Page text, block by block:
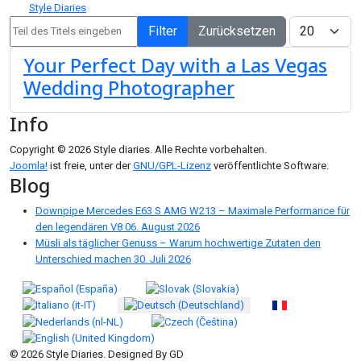
Style Diaries
Filter Zurücksetzen
Anzeige #
Your Perfect Day with a Las Vegas
Wedding Photographer
Info
Copyright © 2026 Style diaries. Alle Rechte vorbehalten.
Joomla! ist freie, unter derGNU/GPL-Lizenz veröffentlichte Software.
Blog
Downpipe Mercedes E63 S AMG W213 – Maximale Performance für
den legendären V8 06. August 2026
Müsli als täglicher Genuss – Warum hochwertige Zutaten den
Unterschied machen 30. Juli 2026
Sprache auswählen
© 2026 Style Diaries. Designed By GD